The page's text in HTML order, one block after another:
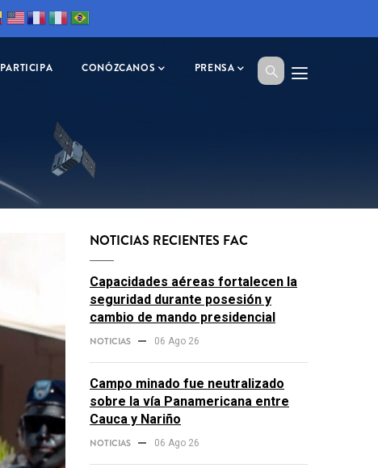
PARTICIPA CONÓZCANOS PRENSA
NOTICIAS RECIENTES FAC
Capacidades aéreas fortalecen la
seguridad durante posesión y
cambio de mando presidencial
NOTICIAS 06 Ago 26
Campo minado fue neutralizado
sobre la vía Panamericana entre
Cauca y Nariño
NOTICIAS 06 Ago 26